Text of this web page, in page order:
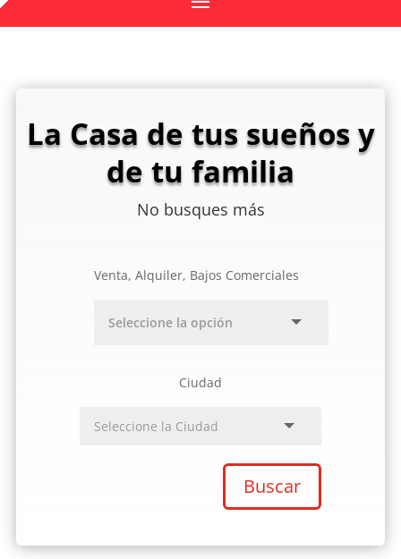
La Casa de tus sueños y
de tu familia
No busques más
Venta, Alquiler, Bajos Comerciales
Ciudad
Buscar